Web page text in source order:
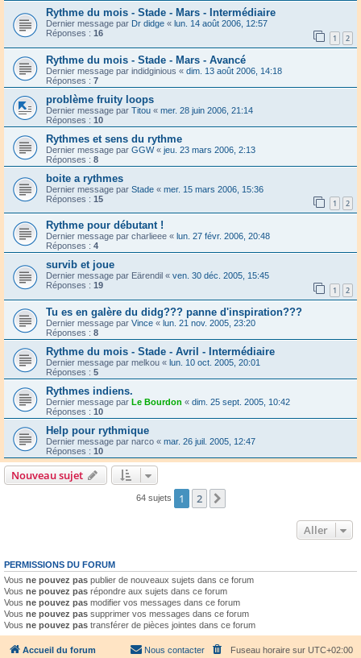
Rythme du mois - Stade - Mars - Intermédiaire
Dernier message par Dr didge « lun. 14 août 2006, 12:57
Réponses : 16 1 2
Rythme du mois - Stade - Mars - Avancé
Dernier message par indidginious « dim. 13 août 2006, 14:18
Réponses : 7
problème fruity loops
Dernier message par Titou « mer. 28 juin 2006, 21:14
Réponses : 10
Rythmes et sens du rythme
Dernier message par GGW« jeu. 23 mars 2006, 2:13
Réponses : 8
boite a rythmes
Dernier message par Stade « mer. 15 mars 2006, 15:36
Réponses : 15 1 2
Rythme pour débutant !
Dernier message par charlieee « lun. 27 févr. 2006, 20:48
Réponses : 4
survib et joue
Dernier message par Eärendil « ven. 30 déc. 2005, 15:45
Réponses : 19 1 2
Tu es en galère du didg??? panne d'inspiration???
Dernier message par Vince « lun. 21 nov. 2005, 23:20
Réponses : 8
Rythme du mois - Stade - Avril - Intermédiaire
Dernier message par melkou « lun. 10 oct. 2005, 20:01
Réponses : 5
Rythmes indiens.
Dernier message par Le Bourdon « dim. 25 sept. 2005, 10:42
Réponses : 10
Help pour rythmique
Dernier message par narco « mar. 26 juil. 2005, 12:47
Réponses : 10
Nouveau sujet
64 sujets 1 2
Aller
PERMISSIONS DU FORUM
Vous ne pouvez pas publier de nouveaux sujets dans ce forum
Vous ne pouvez pas répondre aux sujets dans ce forum
Vous ne pouvez pas modifier vos messages dans ce forum
Vous ne pouvez pas supprimer vos messages dans ce forum
Vous ne pouvez pas transférer de pièces jointes dans ce forum
Accueil du forum Fuseau horaire sur UTC+02:00
Nous contacter